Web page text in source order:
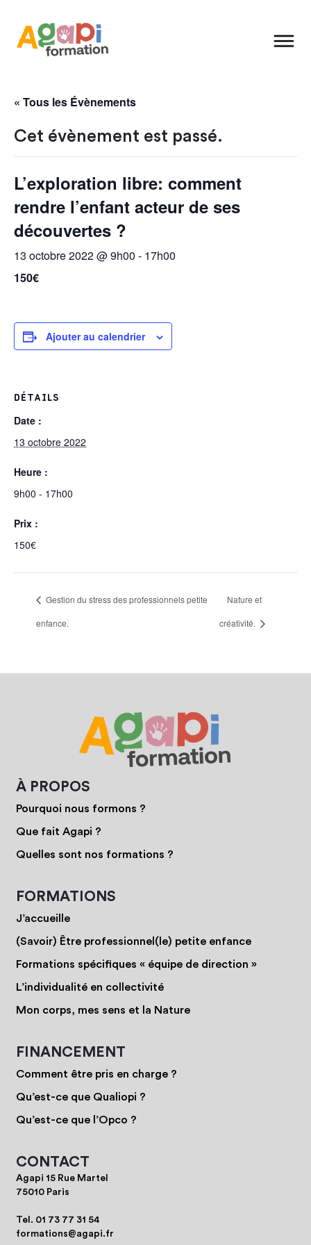
« Tous les Évènements
Cet évènement est passé.
L’exploration libre: comment
rendre l’enfant acteur de ses
découvertes ?
13 octobre 2022 @ 9h00 - 17h00
150€
Ajouter au calendrier
DÉTAILS
Date :
13 octobre 2022
Heure :
9h00 - 17h00
Prix :
150€
Gestion du stress des professionnels petite
enfance.
Nature et
créativité.
À PROPOS
Pourquoi nous formons ?
Que fait Agapi ?
Quelles sont nos formations ?
FORMATIONS
J’accueille
(Savoir) Être professionnel(le) petite enfance
Formations spécifiques « équipe de direction »
L’individualité en collectivité
Mon corps, mes sens et la Nature
FINANCEMENT
Comment être pris en charge ?
Qu’est-ce que Qualiopi ?
Qu’est-ce que l’Opco ?
CONTACT
Agapi 15 Rue Martel
75010 Paris
Tel. 01 73 77 31 54
formations@agapi.fr